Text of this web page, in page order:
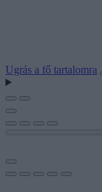
Ugrás a fő tartalomra